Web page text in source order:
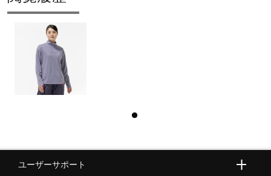
ユーザーサポート